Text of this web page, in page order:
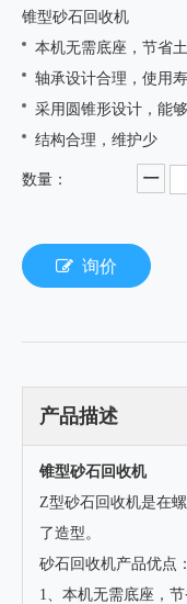
锥型砂石回收机
本机无需底座，节省
轴承设计合理，使用
采用圆锥形设计，能
结构合理，维护少
数量：
询价
产品描述
锥型砂石回收机
Z型砂石回收机是在
了造型。
砂石回收机产品优点：
1、本机无需底座，